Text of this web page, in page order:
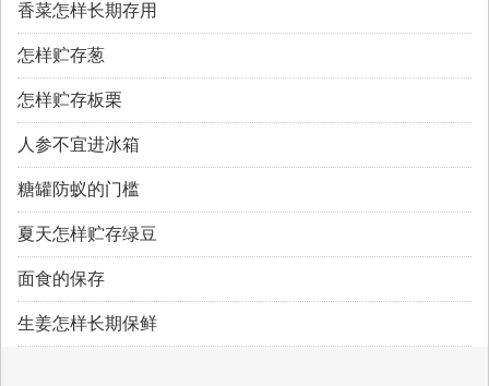
香菜怎样长期存用
怎样贮存葱
怎样贮存板栗
人参不宜进冰箱
糖罐防蚁的门槛
夏天怎样贮存绿豆
面食的保存
生姜怎样长期保鲜